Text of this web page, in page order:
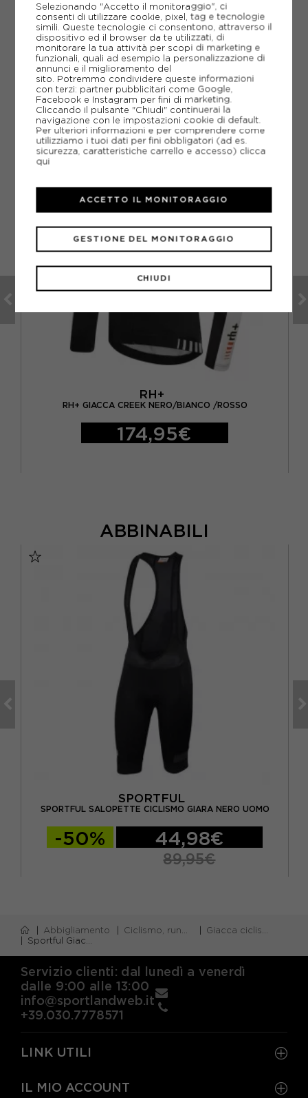
PIÙ INFORMAZIONI
SCHEDA TECNICA
GUIDA ALLE TAGLIE
CONSIGLIATI DA NOI
RH+
RH+ GIACCA CREEK NERO/BIANCO /ROSSO
174,95€
ABBINABILI
SPORTFUL
SPORTFUL SALOPETTE CICLISMO GIARA NERO UOMO
-50% 44,98€
89,95€
Abbigliamento Ciclismo, running e piscina
Giacca ciclismo
Sportful Giacca Ciclismo Hot Pack Easylight Nero Uomo
Servizio clienti: dal lunedì a venerdì
dalle 9:00 alle 13:00
info@sportlandweb.it
+39.030.7778571
LINK UTILI
IL MIO ACCOUNT
Selezionando "Accetto il monitoraggio", ci
consenti di utilizzare cookie, pixel, tag e tecnologie
simili. Queste tecnologie ci consentono, attraverso il
dispositivo ed il browser da te utilizzati, di
monitorare la tua attività per scopi di marketing e
funzionali, quali ad esempio la personalizzazione di
annunci e il miglioramento del
sito. Potremmo condividere queste informazioni
con terzi: partner pubblicitari come Google,
Facebook e Instagram per fini di marketing.
Cliccando il pulsante "Chiudi" continuerai la
navigazione con le impostazioni cookie di default.
Per ulteriori informazioni e per comprendere come
utilizziamo i tuoi dati per fini obbligatori (ad es.
sicurezza, caratteristiche carrello e accesso) clicca
qui
CHIUDI
GESTIONE DEL MONITORAGGIO
ACCETTO IL MONITORAGGIO